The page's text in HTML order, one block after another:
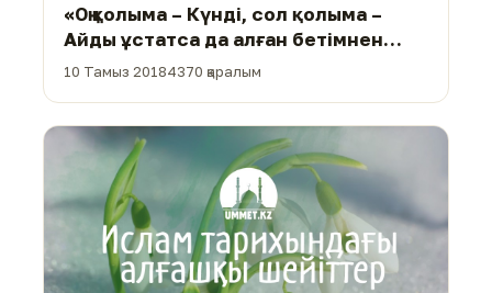
«Оң қолыма – Күнді, сол қолыма –
Айды ұстатса да алған бетімнен
қайтпаймын»
10 Тамыз 20184370 қаралым